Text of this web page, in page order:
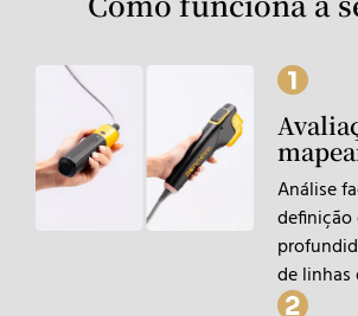
Análise
definição
de linhas